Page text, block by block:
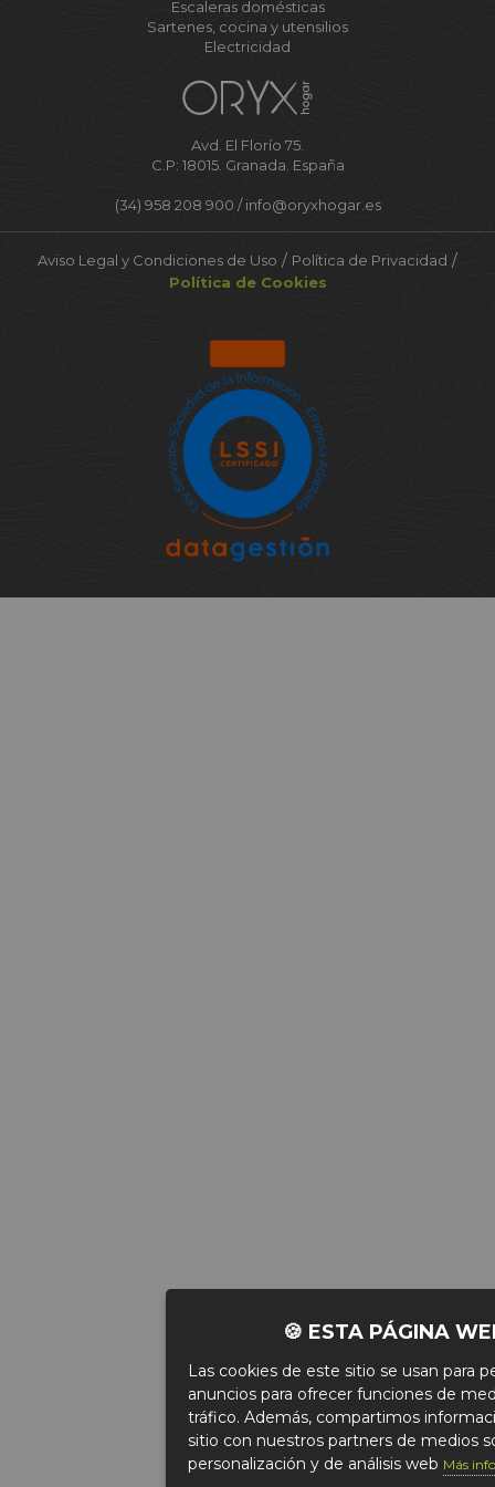
Escaleras domésticas
Sartenes, cocina y utensilios
Electricidad
Avd. El Florío 75.
C.P: 18015. Granada. España
(34) 958 208 900 /info@oryxhogar.es
Aviso Legal y Condiciones de Uso / Política de Privacidad /
Política de Cookies
🍪 ESTA PÁGINA
Las cookies de este sitio se usan para
anuncios para ofrecer funciones de
tráfico. Además, compartimos
sitio con nuestros partners de medios
personalización y de análisis web Más